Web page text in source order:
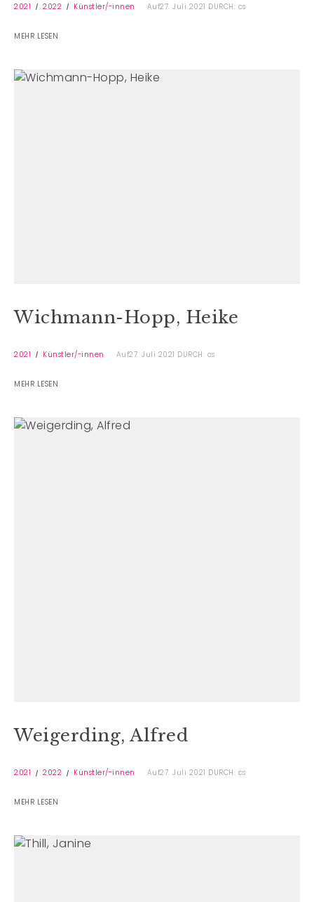
2021 2022 Künstler/-innen Auf27. Juli 2021 DURCH: cs
MEHR LESEN
Wichmann-Hopp, Heike
2021 Künstler/-innen Auf27. Juli 2021 DURCH: cs
MEHR LESEN
Weigerding, Alfred
2021 2022 Künstler/-innen Auf27. Juli 2021 DURCH: cs
MEHR LESEN